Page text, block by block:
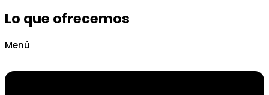
Lo que ofrecemos
Menú